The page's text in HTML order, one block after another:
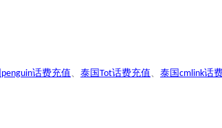
penguin话费充值、 泰国 Tot话费充值、 泰国 cmlink话